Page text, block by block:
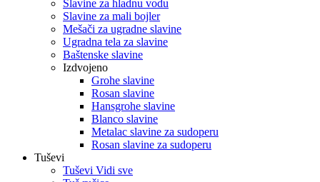
Slavine za hladnu vodu
Slavine za mali bojler
Mešači za ugradne slavine
Ugradna tela za slavine
Baštenske slavine
Izdvojeno
Grohe slavine
Rosan slavine
Hansgrohe slavine
Blanco slavine
Metalac slavine za sudoperu
Rosan slavine za sudoperu
Tuševi
Tuševi Vidi sve